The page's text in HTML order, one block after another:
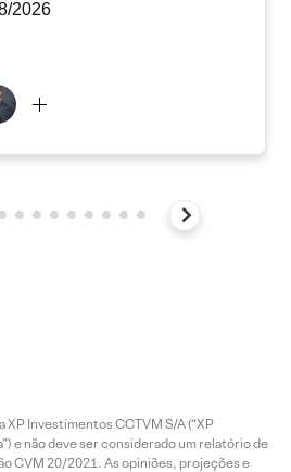
2026
XP Investimentos CCTVM S/A (“XP
e não deve ser considerado um relatório de
CVM 20/2021. As opiniões, projeções e